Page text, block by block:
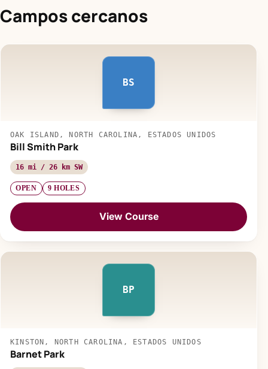
Campos cercanos
BS
OAK ISLAND, NORTH CAROLINA, ESTADOS UNIDOS
Bill Smith Park
16 mi / 26 km SW
OPEN 9 HOLES
View Course
BP
KINSTON, NORTH CAROLINA, ESTADOS UNIDOS
Barnet Park